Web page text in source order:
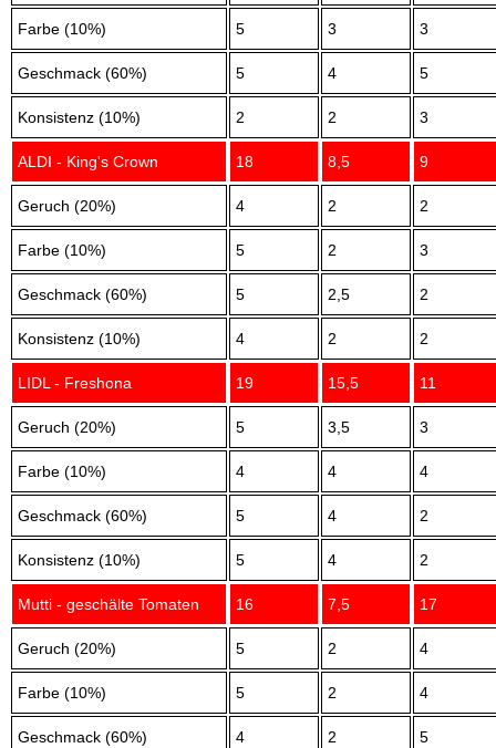
Farbe (10%) 5 3 3
Geschmack (60%) 5 4 5
Konsistenz (10%) 2 2 3
ALDI - King's Crown 18 8,5 9
Geruch (20%) 4 2 2
Farbe (10%) 5 2 3
Geschmack (60%) 5 2,5 2
Konsistenz (10%) 4 2 2
LIDL - Freshona 19 15,5 11
Geruch (20%) 5 3,5 3
Farbe (10%) 4 4 4
Geschmack (60%) 5 4 2
Konsistenz (10%) 5 4 2
Mutti - geschälte Tomaten 16 7,5 17
Geruch (20%) 5 2 4
Farbe (10%) 5 2 4
Geschmack (60%) 4 2 5